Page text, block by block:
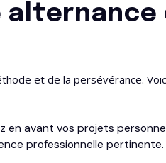
alternance
et de la persévérance.
avant vos projets
professionnelle pertinente.